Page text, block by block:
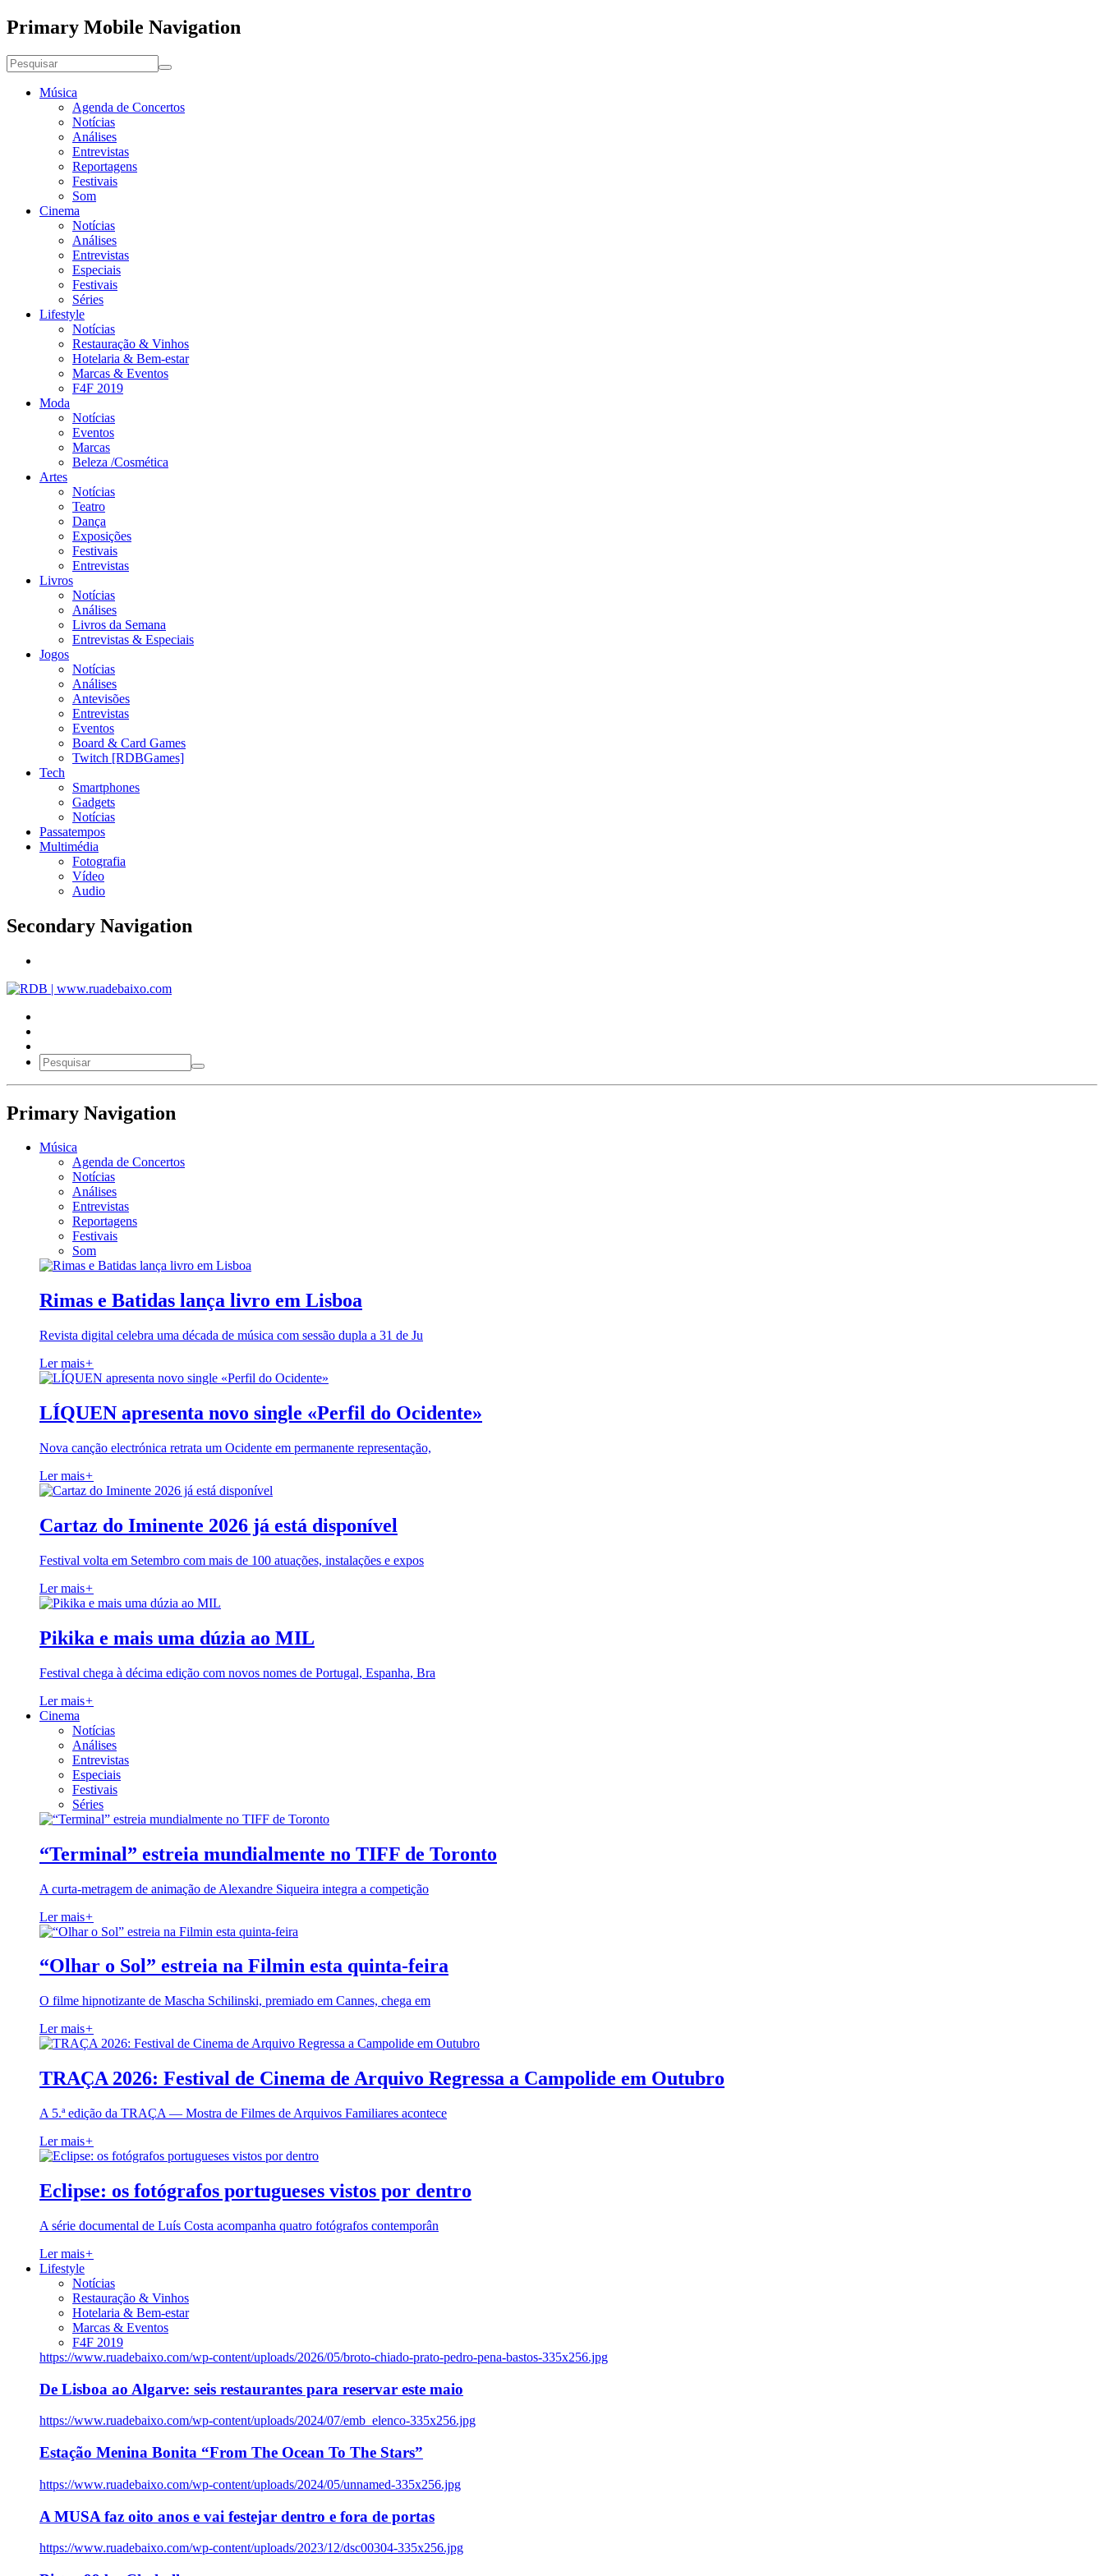
Primary Mobile Navigation
Música
Agenda de Concertos
Notícias
Análises
Entrevistas
Reportagens
Festivais
Som
Cinema
Notícias
Análises
Entrevistas
Especiais
Festivais
Séries
Lifestyle
Notícias
Restauração & Vinhos
Hotelaria & Bem-estar
Marcas & Eventos
F4F 2019
Moda
Notícias
Eventos
Marcas
Beleza /Cosmética
Artes
Notícias
Teatro
Dança
Exposições
Festivais
Entrevistas
Livros
Notícias
Análises
Livros da Semana
Entrevistas & Especiais
Jogos
Notícias
Análises
Antevisões
Entrevistas
Eventos
Board & Card Games
Twitch [RDBGames]
Tech
Smartphones
Gadgets
Notícias
Passatempos
Multimédia
Fotografia
Vídeo
Audio
Secondary Navigation
Primary Navigation
Música
Agenda de Concertos
Notícias
Análises
Entrevistas
Reportagens
Festivais
Som
Rimas e Batidas lança livro em Lisboa
Revista digital celebra uma década de música com sessão dupla a 31 de Ju
Ler mais+
LÍQUEN apresenta novo single «Perfil do Ocidente»
Nova canção electrónica retrata um Ocidente em permanente representação,
Ler mais+
Cartaz do Iminente 2026 já está disponível
Festival volta em Setembro com mais de 100 atuações, instalações e expos
Ler mais+
Pikika e mais uma dúzia ao MIL
Festival chega à décima edição com novos nomes de Portugal, Espanha, Bra
Ler mais+
Cinema
Notícias
Análises
Entrevistas
Especiais
Festivais
Séries
“Terminal” estreia mundialmente no TIFF de Toronto
A curta-metragem de animação de Alexandre Siqueira integra a competição
Ler mais+
“Olhar o Sol” estreia na Filmin esta quinta-feira
O filme hipnotizante de Mascha Schilinski, premiado em Cannes, chega em
Ler mais+
TRAÇA 2026: Festival de Cinema de Arquivo Regressa a Campolide em Outubro
A 5.ª edição da TRAÇA — Mostra de Filmes de Arquivos Familiares acontece
Ler mais+
Eclipse: os fotógrafos portugueses vistos por dentro
A série documental de Luís Costa acompanha quatro fotógrafos contemporân
Ler mais+
Lifestyle
Notícias
Restauração & Vinhos
Hotelaria & Bem-estar
Marcas & Eventos
F4F 2019
https://www.ruadebaixo.com/wp-content/uploads/2026/05/broto-chiado-prato-pedro-pena-bastos-335x256.jpg
De Lisboa ao Algarve: seis restaurantes para reservar este maio
https://www.ruadebaixo.com/wp-content/uploads/2024/07/emb_elenco-335x256.jpg
Estação Menina Bonita “From The Ocean To The Stars”
https://www.ruadebaixo.com/wp-content/uploads/2024/05/unnamed-335x256.jpg
A MUSA faz oito anos e vai festejar dentro e fora de portas
https://www.ruadebaixo.com/wp-content/uploads/2023/12/dsc00304-335x256.jpg